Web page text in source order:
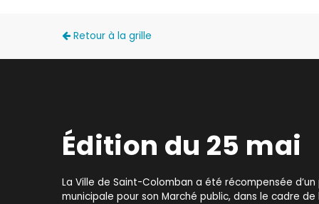
Retour à la grille
Édition du 25 mai
La Ville de Saint-Colomban a été récompensée
municipale pour son Marché public, dans le cadre